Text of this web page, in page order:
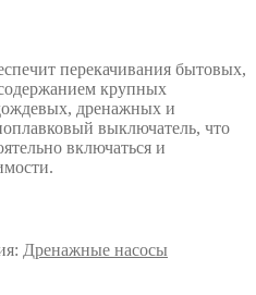
перекачивания бытовых,
крупных
дренажных и
выключатель, что
включаться и
Дренажные насосы